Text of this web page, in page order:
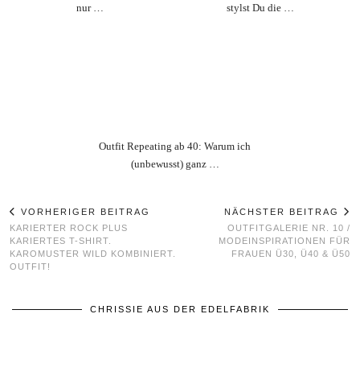
nur …
stylst Du die …
Outfit Repeating ab 40: Warum ich
(unbewusst) ganz …
VORHERIGER BEITRAG
KARIERTER ROCK PLUS
KARIERTES T-SHIRT.
KAROMUSTER WILD KOMBINIERT.
OUTFIT!
NÄCHSTER BEITRAG
OUTFITGALERIE NR. 10 /
MODEINSPIRATIONEN FÜR
FRAUEN Ü30, Ü40 & Ü50
CHRISSIE AUS DER EDELFABRIK